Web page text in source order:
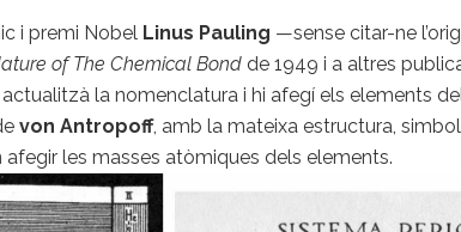
i premi Nobel Linus Pauling —sense citar-ne
of The Chemical Bondde 1949 i a altres
la nomenclatura i hi afegí els elements
von Antropoff, amb la mateixa estructura,
afegir les masses atòmiques dels elements.